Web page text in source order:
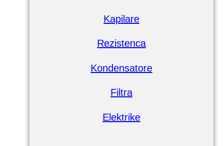
Kapilare
Rezistenca
Kondensatore
Filtra
Elektrike